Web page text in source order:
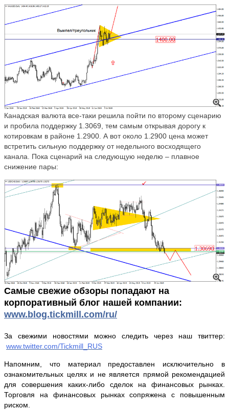
Канадская валюта все-таки решила пойти по второму сценарию
и пробила поддержку 1.3069, тем самым открывая дорогу к
котировкам в районе 1.2900. А вот около 1.2900 цена может
встретить сильную поддержку от недельного восходящего
канала. Пока сценарий на следующую неделю – плавное
снижение пары:
Самые свежие обзоры попадают на
корпоративный блог нашей компании:
www.blog.tickmill.com/ru/
За свежими новостями можно следить через наш твиттер:
www.twitter.com/Tickmill_RUS
Напомним, что материал предоставлен исключительно в
ознакомительных целях и не является прямой рекомендацией
для совершения каких-либо сделок на финансовых рынках.
Торговля на финансовых рынках сопряжена с повышенным
риском.